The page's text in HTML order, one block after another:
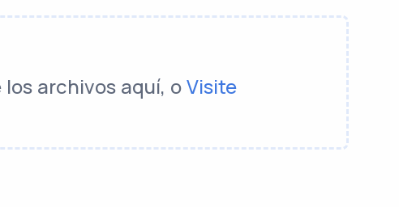
los archivos aquí, oVisite